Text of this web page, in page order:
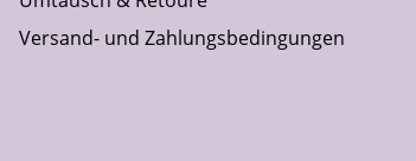
Versand- und Zahlungsbedingungen